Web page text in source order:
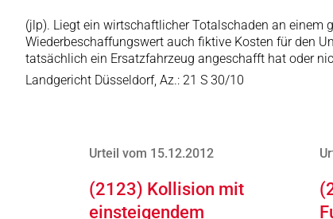
(jlp). Liegt ein wirtschaftlicher Totalschaden an einem
Wiederbeschaffungswert auch fiktive Kosten für den
tatsächlich ein Ersatzfahrzeug angeschafft hat oder
Landgericht Düsseldorf, Az.: 21 S 30/10
Urteil vom 15.12.2012
(2123) Kollision mit
einsteigendem